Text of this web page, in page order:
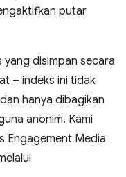
putar
yang disimpan secara
– indeks ini tidak
hanya dibagikan
anonim. Kami
Engagement Media